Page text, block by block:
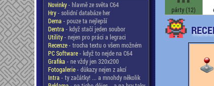
Novinky- hlavně ze světa C64
Hry- solidní databáze her
Dema - pouze ta nejlepší
Dentra - když stačí jeden soubor
Utility- nejen pro práci a legraci
Recenze- trocha textu o všem možném
PC Software- když to nejde na C64
Grafika - ne vždy jen 320x200
Fotogalerie- důkazy nejen z akcí
Intra - ty začátky! ... a mnohdy několik
párty (12)